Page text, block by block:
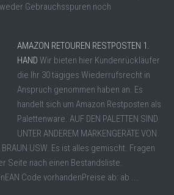
Gebrauchsspuren noch
AMAZON RETOUREN RESTPOSTEN 1.
HAND Wir bieten hier Kundenrückläufer
die Ihr 30 tägiges Wiederrufsrecht in
Anspruch genommen haben an. Es
handelt sich um Amazon Restposten als
Palettenware. AUF DEN PALETTEN SIND
UNTER ANDEREM MARKENGERÄTE VON
BRAUN USW. Es ist alles gemischt. Fragen
Seite nach einen Bestandsliste.
Code vorhandenPreise ab: ab ...